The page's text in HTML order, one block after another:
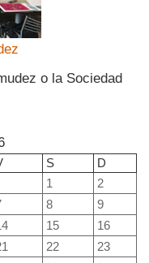
o la Sociedad
S
D
1
2
8
9
15
16
22
23